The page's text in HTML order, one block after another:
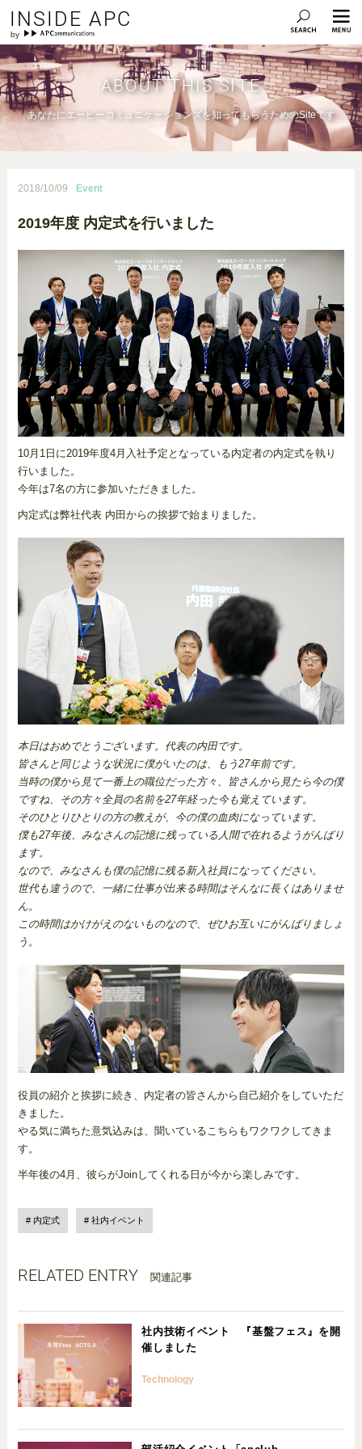
INSIDE APC
ABOUT THIS SITE
あなたにエーピーコミュニケーションズを知ってもらうためのSiteです
2018/10/09 Event
2019年度 内定式を行いました
10月1日に2019年度4月入社予定となっている内定者の内定式を執り
行いました。
今年は7名の方に参加いただきました。
内定式は弊社代表 内田からの挨拶で始まりました。
本日はおめでとうございます。代表の内田です。
皆さんと同じような状況に僕がいたのは、もう27年前です。
当時の僕から見て一番上の職位だった方々、皆さんから見たら今の僕
ですね、その方々全員の名前を27年経った今も覚えています。
そのひとりひとりの方の教えが、今の僕の血肉になっています。
僕も27年後、みなさんの記憶に残っている人間で在れるようがんばり
ます。
なので、みなさんも僕の記憶に残る新入社員になってください。
世代も違うので、一緒に仕事が出来る時間はそんなに長くはありませ
ん。
この時間はかけがえのないものなので、ぜひお互いにがんばりましょ
う。
役員の紹介と挨拶に続き、内定者の皆さんから自己紹介をしていただ
きました。
やる気に満ちた意気込みは、聞いているこちらもワクワクしてきま
す。
半年後の4月、彼らがJoinしてくれる日が今から楽しみです。
内定式 社内イベント
RELATED ENTRY 関連記事
社内技術イベント 『基盤フェス』を開
催しました
Technology